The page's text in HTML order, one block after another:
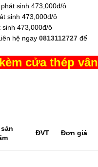
sinh 473,000đ/ô
sinh 473,000đ/ô
sinh 473,000đ/ô
hệ ngay 0813112727 để
cửa thép vân
sản
ĐVT Đơn giá